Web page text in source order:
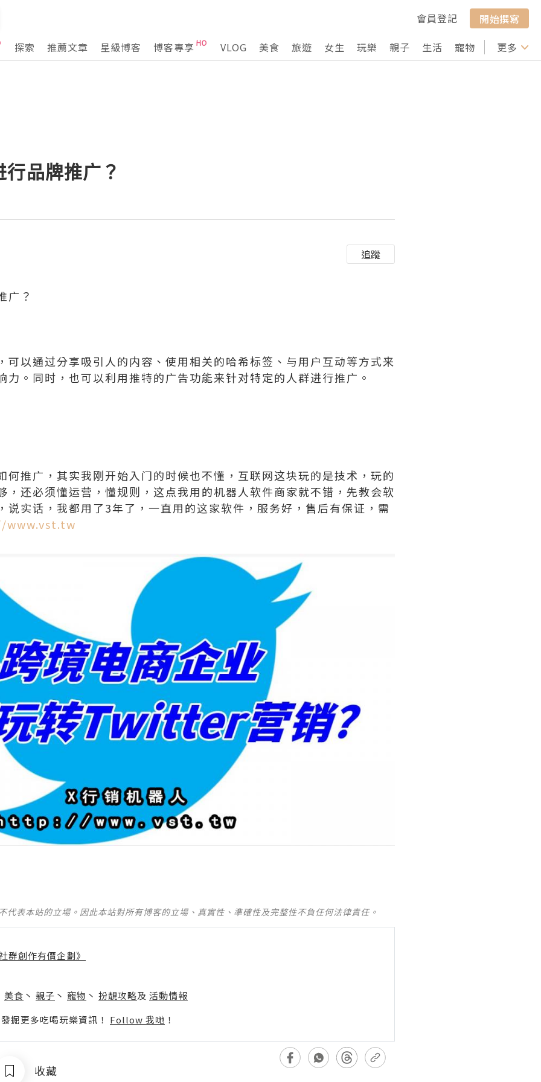
會員登記
開始撰寫
探索
推薦文章 星級博客 博客專享 VLOG 美食 旅遊 女生 玩樂 親子 生活 寵物 行山 打卡
更多
品牌推广？
追蹤
广？
可以通过分享吸引人的内容、使用相关的哈希标签、与用户互动等方式来
力。同时，也可以利用推特的广告功能来针对特定的人群进行推广。
何推广，其实我刚开始入门的时候也不懂，互联网这块玩的是技术，玩的
，还必须懂运营，懂规则，这点我用的机器人软件商家就不错，先教会软
说实话，我都用了3年了，一直用的这家软件，服务好，售后有保证，需
代表本站的立場。因此本站對所有博客的立場、真實性、準確性及完整性不負任何法律責任。
群創作有價企劃》
美食 丶 親子 丶 寵物 丶 扮靚攻略及 活動情報
掘更多吃喝玩樂資訊！ Follow 我哋 ！
收藏